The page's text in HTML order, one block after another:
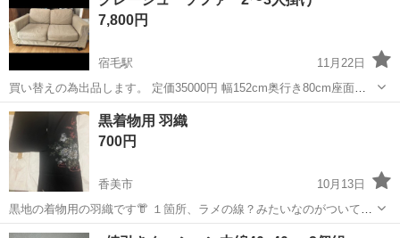
場のお仕事 ◇車載用リチウ...
7,800円
宿毛駅
11月22日
買い替えの為出品します。 定価35000円 幅152cm奥行き80cm座面ま
での高さ39cmです。座面の幅は118cm位です。 色はグレージュ 右の
肘置きにお茶のシミがあります。ご確認下さい。 座面と背当てのシー
ト...
高知 宿毛市 宿毛駅 ソファ
黒着物用 羽織
700円
香美市
10月13日
黒地の着物用の羽織です👘 １箇所、ラメの線？みたいなのがついてま
す💦画像2枚目 長期保管しておりました😌
高知 香美市 ソファ